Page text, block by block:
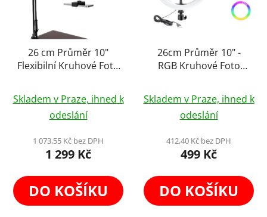
26 cm Průměr 10"
Flexibilní Kruhové Foto
Flexibilnám Držákem
na Telefon (1000
LUX/0,5 m)
Skladem v Praze, ihned k
odeslání
1 073,55 Kč bez DPH
1 299 Kč
DO KOŠÍKU
26cm Průměr 10" -
RGB Kruhové Foto
Holder BEZ STATIVU
(850LUX/0,5m)
hodnocení
produktu
je
5,0
5
hvězdiček.
Skladem v Praze, ihned k
odeslání
412,40 Kč bez DPH
499 Kč
DO KOŠÍKU